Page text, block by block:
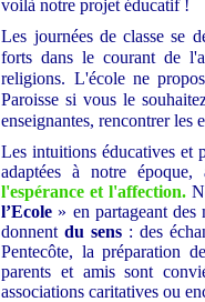
voilà notre projet éducatif !
Les journées de classe se
forts dans le courant de
religions. L'école ne
Paroisse si vous le
enseignantes, rencontrer les
Les intuitions éducatives et
adaptées à notre
l'espérance et l'affection.
l’Ecole » en partageant des
donnentdu sens : des
Pentecôte, la préparation
parents et amis sont
associations caritatives ou